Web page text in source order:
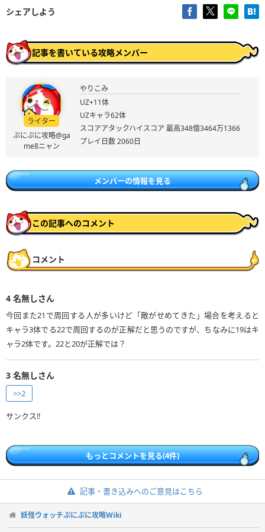
ステージ19で妖怪ぷにをサイズ22以上
出現する妖怪
覚醒フユニャン
ステージ24をクリア
覚醒フユニャンの倒し方とおすすめ妖怪
シェアしよう
記事を書いている攻略メンバー
ライター
ぷにぷに攻略@ga
me8ニャン
やりこみ
UZ+11体
UZキャラ62体
スコアアタックハイスコア 最高348億3464万1366
プレイ日数 2060日
メンバーの情報を見る
この記事へのコメント
コメント
4 名無しさん
今回また21で周回する人が多いけど「敵がせめてきた」場合を考えると
キャラ3体でる22で周回するのが正解だと思うのですが、ちなみに19はキ
ャラ2体です。22と20が正解では？
3 名無しさん
>>2
サンクス‼
もっとコメントを見る(4件)
記事・書き込みへのご意見はこちら
妖怪ウォッチぷにぷに攻略Wiki